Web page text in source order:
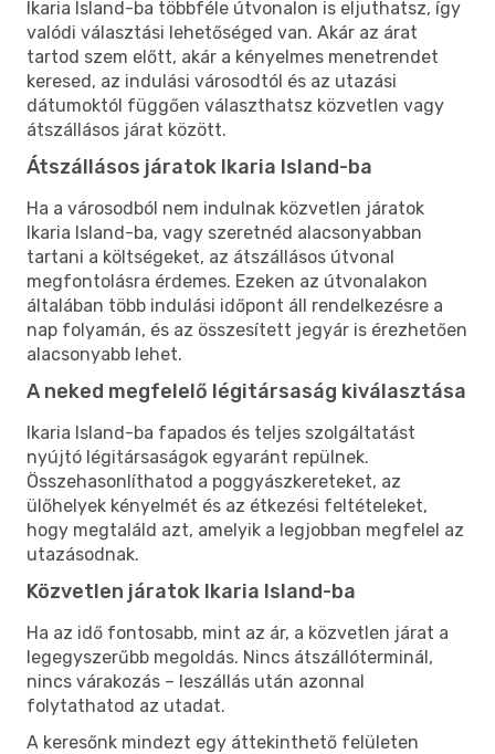
Ikaria Island-ba többféle útvonalon is eljuthatsz, így
valódi választási lehetőséged van. Akár az árat
tartod szem előtt, akár a kényelmes menetrendet
keresed, az indulási városodtól és az utazási
dátumoktól függően választhatsz közvetlen vagy
átszállásos járat között.
Átszállásos járatok Ikaria Island-ba
Ha a városodból nem indulnak közvetlen járatok
Ikaria Island-ba, vagy szeretnéd alacsonyabban
tartani a költségeket, az átszállásos útvonal
megfontolásra érdemes. Ezeken az útvonalakon
általában több indulási időpont áll rendelkezésre a
nap folyamán, és az összesített jegyár is érezhetően
alacsonyabb lehet.
A neked megfelelő légitársaság kiválasztása
Ikaria Island-ba fapados és teljes szolgáltatást
nyújtó légitársaságok egyaránt repülnek.
Összehasonlíthatod a poggyászkereteket, az
ülőhelyek kényelmét és az étkezési feltételeket,
hogy megtaláld azt, amelyik a legjobban megfelel az
utazásodnak.
Közvetlen járatok Ikaria Island-ba
Ha az idő fontosabb, mint az ár, a közvetlen járat a
legegyszerűbb megoldás. Nincs átszállóterminál,
nincs várakozás – leszállás után azonnal
folytathatod az utadat.
A keresőnk mindezt egy áttekinthető felületen